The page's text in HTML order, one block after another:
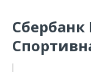
Сбербанк